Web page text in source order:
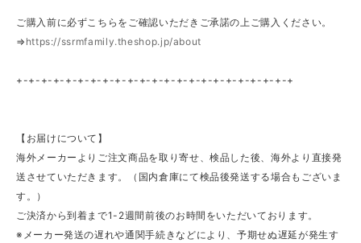
ご購入前に必ずこちらをご確認いただきご承諾の上ご購入ください。
⇒ https://ssrmfamily.theshop.jp/about
+-+-+-+-+-+-+-+-+-+-+-+-+-+-+-+-+-+-+-+-+-+-+
【お届けについて】
海外メーカーよりご注文商品を取り寄せ、検品した後、海外より直接発
送させていただきます。（国内倉庫にて検品後発送する場合もございま
す。）
ご決済から到着まで1-2週間前後のお時間をいただいております。
※メーカー発送の遅れや通関手続きなどにより、予期せぬ遅延が発生す